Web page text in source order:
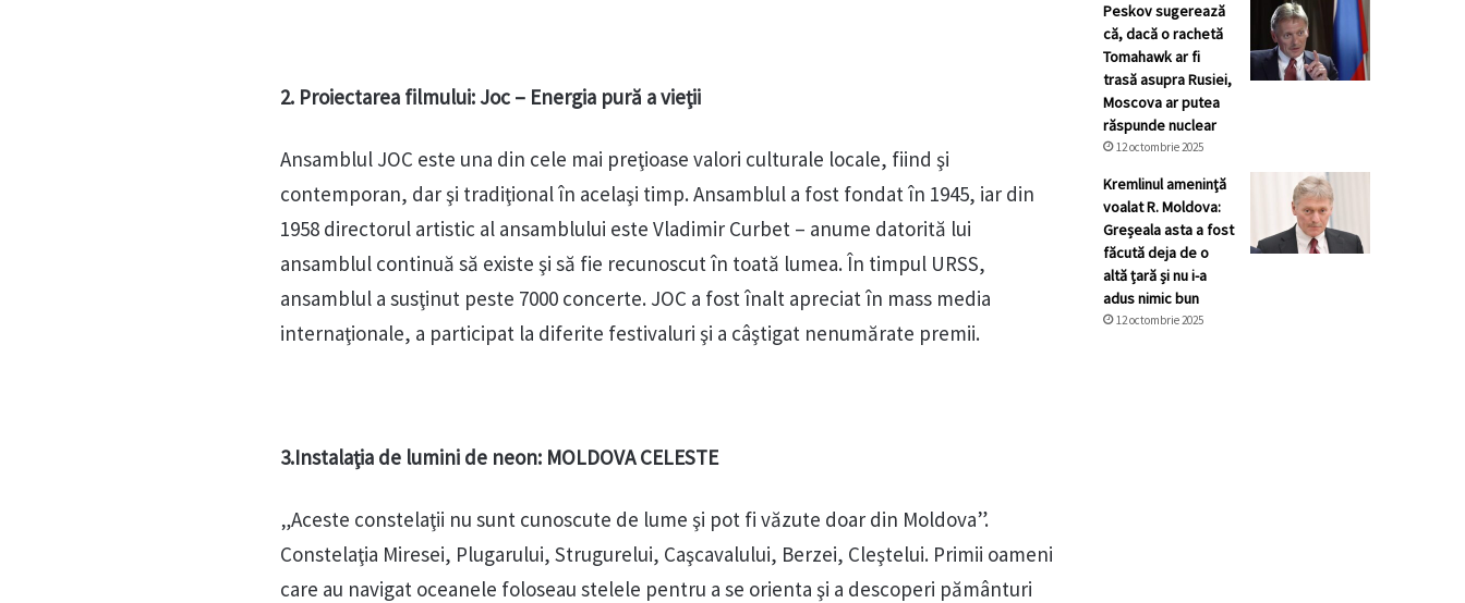
2. Proiectarea filmului: Joc – Energia pură a vieţii
Ansamblul JOC este una din cele mai preţioase valori culturale locale, fiind şi
contemporan, dar şi tradiţional în acelaşi timp. Ansamblul a fost fondat în 1945, iar din
1958 directorul artistic al ansamblului este Vladimir Curbet – anume datorită lui
ansamblul continuă să existe şi să fie recunoscut în toată lumea. În timpul URSS,
ansamblul a susţinut peste 7000 concerte. JOC a fost înalt apreciat în mass media
internaţionale, a participat la diferite festivaluri şi a câştigat nenumărate premii.
3.Instalaţia de lumini de neon: MOLDOVA CELESTE
„Aceste constelaţii nu sunt cunoscute de lume şi pot fi văzute doar din Moldova”.
Constelaţia Miresei, Plugarului, Strugurelui, Caşcavalului, Berzei, Cleştelui. Primii oameni
care au navigat oceanele foloseau stelele pentru a se orienta şi a descoperi pământuri
Peskov sugerează
că, dacă o rachetă
Tomahawk ar fi
trasă asupra Rusiei,
Moscova ar putea
răspunde nuclear
12 octombrie 2025
Kremlinul ameninţă
voalat R. Moldova:
Greșeala asta a fost
făcută deja de o
altă țară și nu i-a
adus nimic bun
12 octombrie 2025